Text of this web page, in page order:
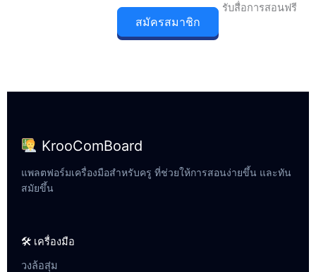
สมัครสมาชิก
รับสื่อการสอนฟรี
KrooComBoard
แพลตฟอร์มเครื่องมือสำหรับครู ที่ช่วยให้การสอนง่ายขึ้น และทัน
สมัยขึ้น
🛠 เครื่องมือ
วงล้อสุ่ม